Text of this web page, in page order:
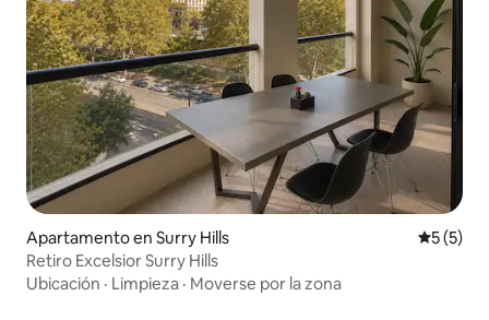
Apartamento en Surry Hills
5 (5)
Retiro Excelsior Surry Hills
Ubicación · Limpieza · Moverse por la zona